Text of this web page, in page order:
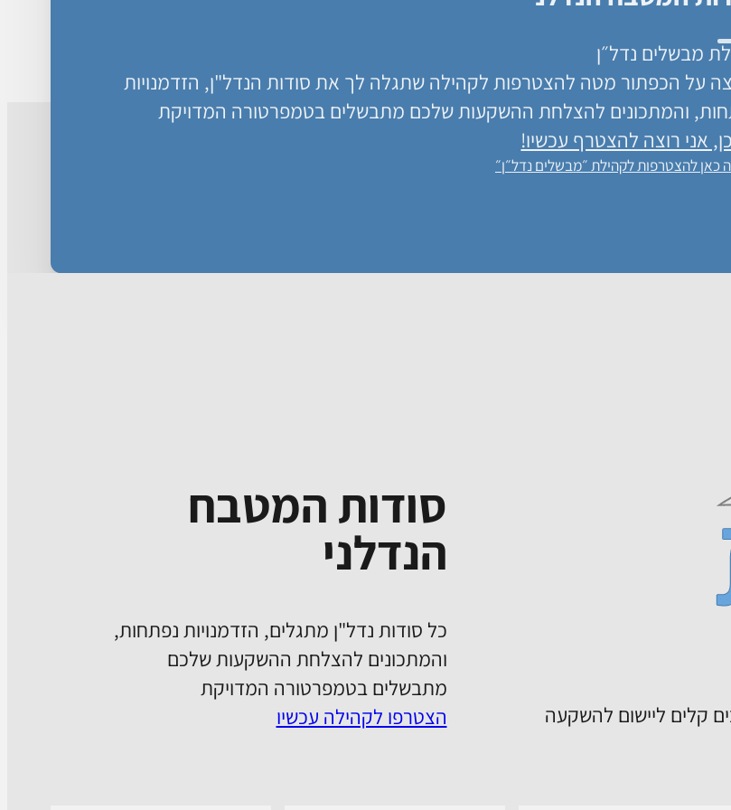
מבשלים נדל״ן
על הכפתור מטה להצטרפות לקהילה שתגלה לך את סודות הנדל"ן, הזדמנויות
והמתכונים להצלחת ההשקעות שלכם מתבשלים בטמפרטורה המדויקת
כן, אני רוצה להצטרף עכשיו!
כאן להצטרפות לקהילת ״מבשלים נדל״ן״
בת ארבעה שלבים קלים ליישום להשקעה
סודות המטבח
הנדלני
כל סודות נדל"ן מתגלים, הזדמנויות נפתחות,
והמתכונים להצלחת ההשקעות שלכם
מתבשלים בטמפרטורה המדויקת
הצטרפו לקהילה עכשיו